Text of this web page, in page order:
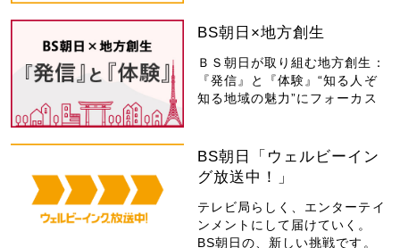
BS朝日×地方創生
ＢＳ朝日が取り組む地方創生：
『発信』と『体験』“知る人ぞ
知る地域の魅力”にフォーカス
BS朝日「ウェルビーイン
グ放送中！」
テレビ局らしく、エンターテイ
ンメントにして届けていく。
BS朝日の、新しい挑戦です。